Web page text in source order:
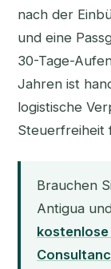
nach der
und eine
30-Tage-
Jahren ist
logistische
Steuerfreiheit
Brauchen
Antigua